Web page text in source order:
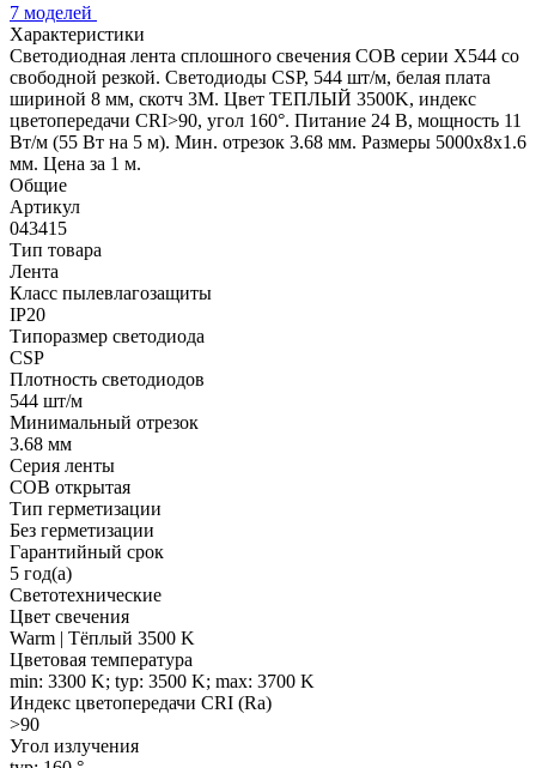
7 моделей
Характеристики
Светодиодная лента сплошного свечения COB серии X544 со
свободной резкой. Светодиоды CSP, 544 шт/м, белая плата
шириной 8 мм, скотч 3M. Цвет ТЕПЛЫЙ 3500K, индекс
цветопередачи CRI>90, угол 160°. Питание 24 В, мощность 11
Вт/м (55 Вт на 5 м). Мин. отрезок 3.68 мм. Размеры 5000х8х1.6
мм. Цена за 1 м.
Общие
Артикул
043415
Тип товара
Лента
Класс пылевлагозащиты
IP20
Типоразмер светодиода
CSP
Плотность светодиодов
544 шт/м
Минимальный отрезок
3.68 мм
Серия ленты
COB открытая
Тип герметизации
Без герметизации
Гарантийный срок
5 год(а)
Светотехнические
Цвет свечения
Warm | Тёплый 3500 K
Цветовая температура
min: 3300 K; typ: 3500 K; max: 3700 K
Индекс цветопередачи CRI (Ra)
>90
Угол излучения